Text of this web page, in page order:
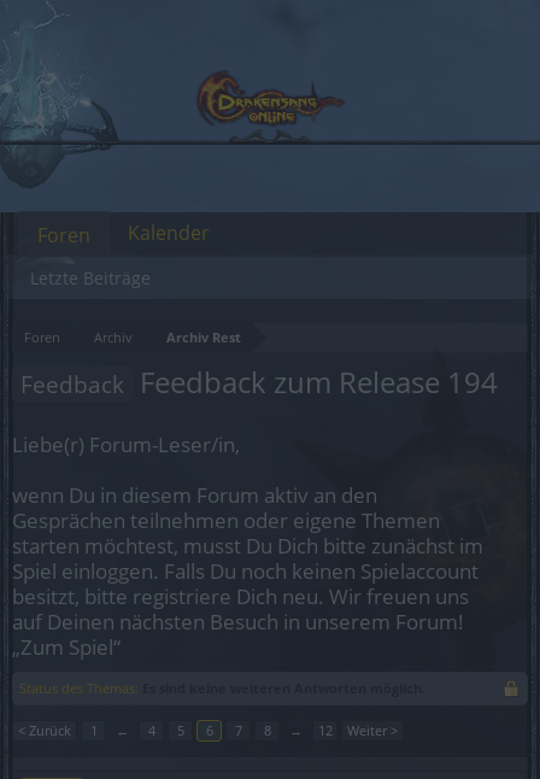
Foren Archiv Archiv Rest
Feedback Feedback zum Release 194
Liebe(r) Forum-Leser/in,
wenn Du in diesem Forum aktiv an den
Gesprächen teilnehmen oder eigene Themen
starten möchtest, musst Du Dich bitte zunächst im
Spiel einloggen. Falls Du noch keinen Spielaccount
besitzt, bitte registriere Dich neu. Wir freuen uns
auf Deinen nächsten Besuch in unserem Forum!
„Zum Spiel“
Status des Themas:
< Zurück 1 ← 4 5 6 7 8 → 12 Weiter >
Foren
Letzte Beiträge
Kalender